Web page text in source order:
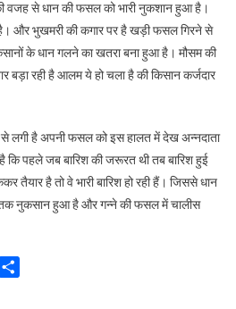
हुए
परेशान!
वजह से धान की फसल को भारी नुकशान हुआ है।
और भुखमरी की कगार पर है खड़ी फसल गिरने से
के धान गलने का खतरा बना हुआ है। मौसम की
बड़ा रही है आलम ये हो चला है की किसान कर्जदार
से लगी है अपनी फसल को इस हालत में देख अन्नदाता
कि पहले जब बारिश की जरूरत थी तब बारिश हुई
है तो वे भारी बारिश हो रही हैं। जिससे धान
नुकसान हुआ है और गन्ने की फसल में चालीस
Gmail